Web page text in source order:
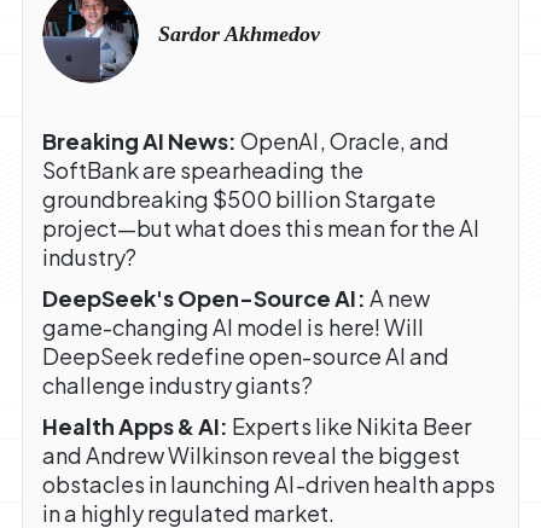
Sardor Akhmedov
Breaking AI News: OpenAI, Oracle, and
SoftBank are spearheading the
groundbreaking $500 billion Stargate
project—but what does this mean for the AI
industry?
DeepSeek's Open-Source AI: A new
game-changing AI model is here! Will
DeepSeek redefine open-source AI and
challenge industry giants?
Health Apps & AI: Experts like Nikita Beer
and Andrew Wilkinson reveal the biggest
obstacles in launching AI-driven health apps
in a highly regulated market.